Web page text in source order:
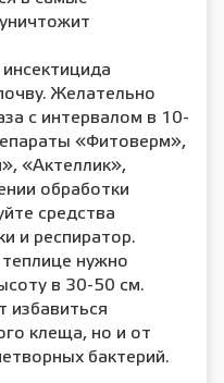
Желательно
с интервалом в 10-
«Фитоверм»,
«Актеллик»,
обработки
средства
и респиратор.
нужно
в 30-50 см.
избавиться
клеща, но и от
бактерий.